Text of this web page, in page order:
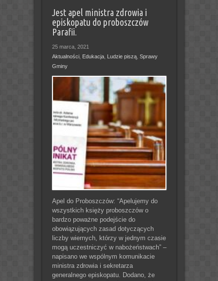
Jest apel ministra zdrowia i
episkopatu do proboszczów
Parafii.
25 marca, 2021
Aktualności, Edukacja, Ludzie piszą, Sprawy
Gminy
Apel do Proboszczów: “Apelujemy do
wszystkich księży proboszczów o
bardzo poważne podejście do
obowiązujących zasad dotyczących
liczby wiernych, którzy w jednym czasie
mogą uczestniczyć w nabożeństwach” –
napisano we wspólnym komunikacie
ministra zdrowia i sekretarza
generalnego episkopatu. Dodano, że